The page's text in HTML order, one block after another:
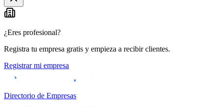
−
¿Eres profesional?
Registra tu empresa gratis y empieza a recibir clientes.
Registrar mi empresa
Directorio de Empresas